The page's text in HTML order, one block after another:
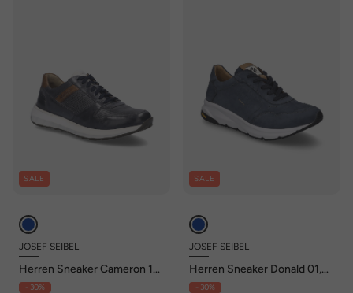
SALE
JOSEF SEIBEL
Herren Sneaker Cameron 10,
ocean-multi
- 30%
SALE
JOSEF SEIBEL
Herren Sneaker Donald 01,
ocean-kombi
- 30%